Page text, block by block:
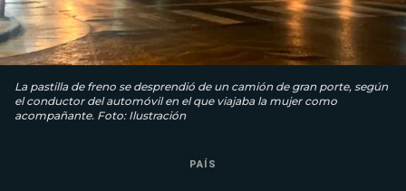
La pastilla de freno se desprendió de un camión de gran porte, según
el conductor del automóvil en el que viajaba la mujer como
acompañante. Foto: Ilustración
PAÍS